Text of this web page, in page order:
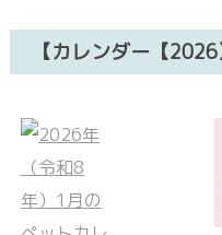
【カレンダー【